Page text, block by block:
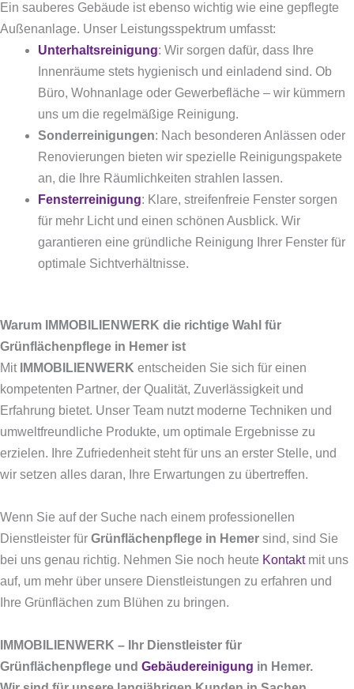
Ein sauberes Gebäude ist ebenso wichtig wie eine gepflegte
Außenanlage. Unser Leistungsspektrum umfasst:
Unterhaltsreinigung: Wir sorgen dafür, dass Ihre
Innenräume stets hygienisch und einladend sind. Ob
Büro, Wohnanlage oder Gewerbefläche – wir kümmern
uns um die regelmäßige Reinigung.
Sonderreinigungen: Nach besonderen Anlässen oder
Renovierungen bieten wir spezielle Reinigungspakete
an, die Ihre Räumlichkeiten strahlen lassen.
Fensterreinigung: Klare, streifenfreie Fenster sorgen
für mehr Licht und einen schönen Ausblick. Wir
garantieren eine gründliche Reinigung Ihrer Fenster für
optimale Sichtverhältnisse.
Warum IMMOBILIENWERK die richtige Wahl für
Grünflächenpflege in Hemer ist
Mit IMMOBILIENWERK entscheiden Sie sich für einen
kompetenten Partner, der Qualität, Zuverlässigkeit und
Erfahrung bietet. Unser Team nutzt moderne Techniken und
umweltfreundliche Produkte, um optimale Ergebnisse zu
erzielen. Ihre Zufriedenheit steht für uns an erster Stelle, und
wir setzen alles daran, Ihre Erwartungen zu übertreffen.
Wenn Sie auf der Suche nach einem professionellen
Dienstleister für Grünflächenpflege in Hemer sind, sind Sie
bei uns genau richtig. Nehmen Sie noch heute Kontaktmit uns
auf, um mehr über unsere Dienstleistungen zu erfahren und
Ihre Grünflächen zum Blühen zu bringen.
IMMOBILIENWERK – Ihr Dienstleister für
Grünflächenpflege und Gebäudereinigung in Hemer.